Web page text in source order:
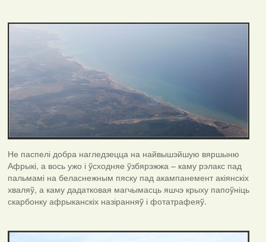
Не паспелі добра нагледзецца на найвышэйшую вяршыню
Афрыкі, а вось ужо і ўсходняе ўзбярэжжа – каму рэлакс пад
пальмамі на беласнежным пяску пад акампанемент акіянскіх
хваляў, а каму дадатковая магчымасць яшчэ крыху папоўніць
скарбонку афрыканскіх назіранняў і фотатрафеяў.